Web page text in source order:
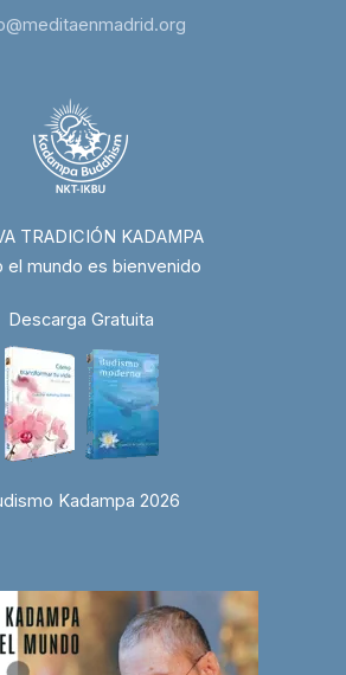
TRADICIÓN KADAMPA
el mundo es bienvenido
Descarga Gratuita
Kadampa 2026